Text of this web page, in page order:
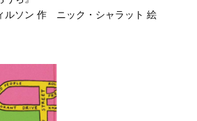
ルソン 作 ニック・シャラット 絵